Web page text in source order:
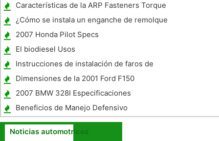
alambre Spark Plug ?
Características de la ARP Fasteners Torque
¿Cómo se instala un enganche de remolque
en el 2005 Grand Cherokee?
2007 Honda Pilot Specs
El biodiesel Usos
Instrucciones de instalación de faros de
Halo en un Passat 98
Dimensiones de la 2001 Ford F150
Supercrew
2007 BMW 328I Especificaciones
Beneficios de Manejo Defensivo
Noticias automotrices